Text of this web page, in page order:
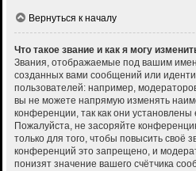
Вернуться к началу
Что такое звание и как я могу
Звания, отображаемые под вашим
созданных вами сообщений или
пользователей: например,
вы не можете напрямую изменять
конференции, так как они
Пожалуйста, не засоряйте
только для того, чтобы повысить своё
конференций это запрещено, и
понизят значение вашего счётчика